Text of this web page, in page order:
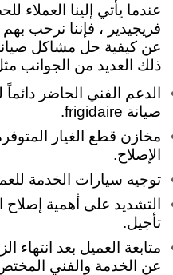
عندما يأتي إلينا
فريجيدير ، فإننا نرحب
عن كيفية حل مشاكل
ذلك العديد من الجوانب
الدعم الفني الحاضر
صيانة frigidaire.
مخازن قطع الغيار
الإصلاح.
توجيه سيارات الخدمة
التشديد على أهمية إصلاح
تأجيل.
متابعة العميل بعد انتهاء
عن الخدمة والفني